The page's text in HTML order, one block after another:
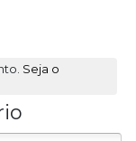
Seja o